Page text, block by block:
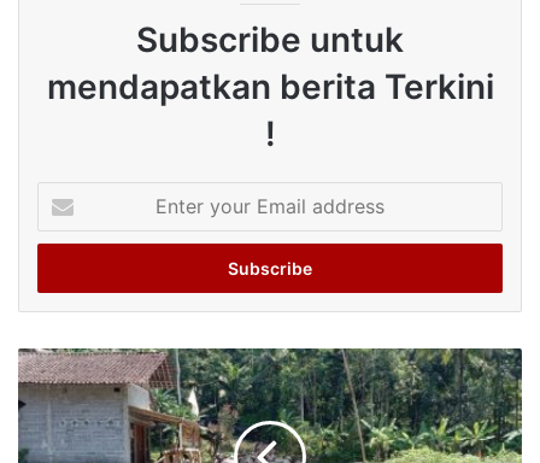
Subscribe untuk
mendapatkan berita Terkini
!
your
Email